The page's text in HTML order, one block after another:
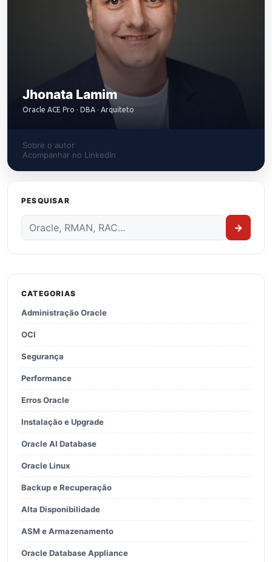
Jhonata Lamim
Oracle ACE Pro · DBA · Arquiteto
Sobre o autor
Acompanhar no LinkedIn
PESQUISAR
→
CATEGORIAS
Administração Oracle
OCI
Segurança
Performance
Erros Oracle
Instalação e Upgrade
Oracle AI Database
Oracle Linux
Backup e Recuperação
Alta Disponibilidade
ASM e Armazenamento
Oracle Database Appliance